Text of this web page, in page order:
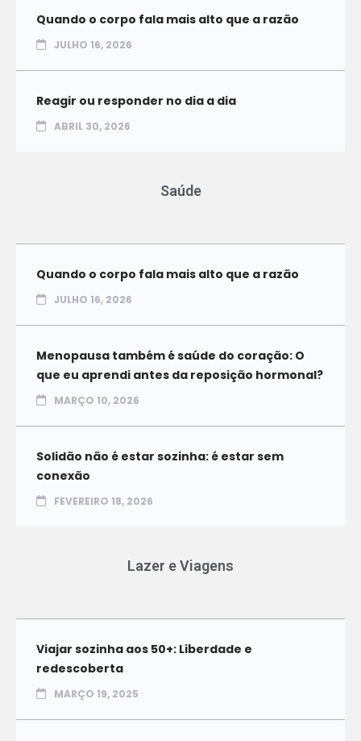
Quando o corpo fala mais alto que a razão
JULHO 16, 2026
Reagir ou responder no dia a dia
ABRIL 30, 2026
Saúde
Quando o corpo fala mais alto que a razão
JULHO 16, 2026
Menopausa também é saúde do coração: O
que eu aprendi antes da reposição hormonal?
MARÇO 10, 2026
Solidão não é estar sozinha: é estar sem
conexão
FEVEREIRO 18, 2026
Lazer e Viagens
Viajar sozinha aos 50+: Liberdade e
redescoberta
MARÇO 19, 2025